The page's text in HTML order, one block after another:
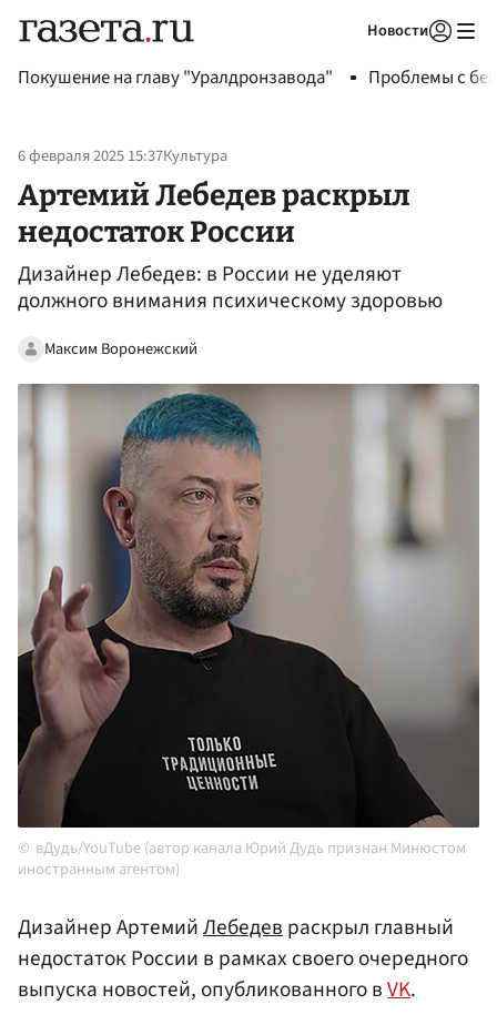
Новости
Покушение на главу "Уралдронзавода" Проблемы с
6 февраля 2025 15:37Культура
Артемий Лебедев раскрыл
недостаток России
Дизайнер Лебедев: в России не уделяют
должного внимания психическому здоровью
Максим Воронежский
вДудь/YouTube (автор канала Юрий Дудь признан Минюстом
иностранным агентом)
Дизайнер АртемийЛебедевраскрыл главный
недостаток России в рамках своего очередного
выпуска новостей, опубликованного вVK.